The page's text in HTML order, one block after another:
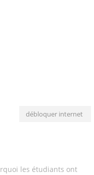
débloquer internet
les étudiants ont